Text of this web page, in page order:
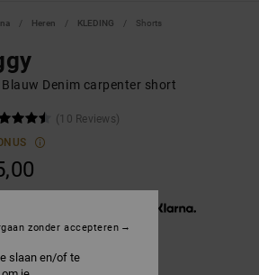
Heren KLEDING Shorts
Blauw Denim carpenter short
(10 Reviews)
slaan en/of te
zonder accepteren